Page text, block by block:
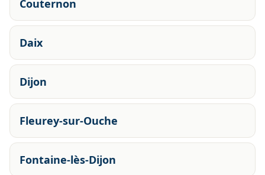
Couternon
Daix
Dijon
Fleurey-sur-Ouche
Fontaine-lès-Dijon